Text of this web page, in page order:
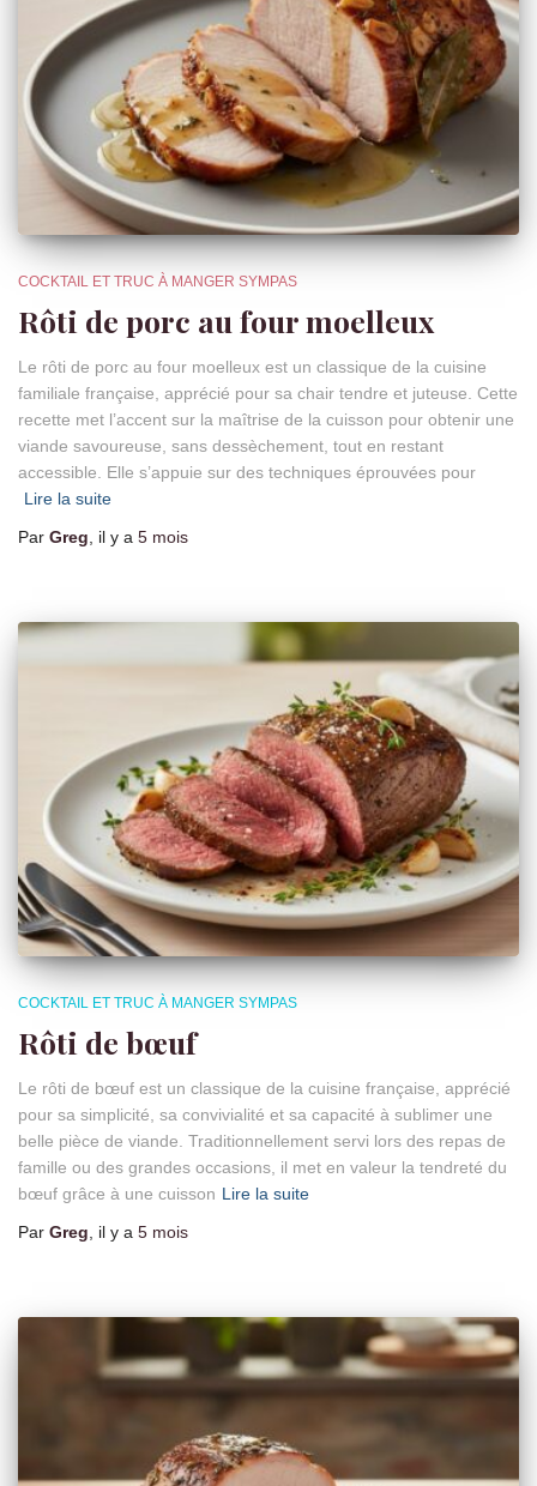
COCKTAIL ET TRUC À MANGER SYMPAS
Rôti de porc au four moelleux
Le rôti de porc au four moelleux est un classique de la cuisine
familiale française, apprécié pour sa chair tendre et juteuse. Cette
recette met l’accent sur la maîtrise de la cuisson pour obtenir une
viande savoureuse, sans dessèchement, tout en restant
accessible. Elle s’appuie sur des techniques éprouvées pour
Lire la suite
Par Greg, il y a 5 mois
COCKTAIL ET TRUC À MANGER SYMPAS
Rôti de bœuf
Le rôti de bœuf est un classique de la cuisine française, apprécié
pour sa simplicité, sa convivialité et sa capacité à sublimer une
belle pièce de viande. Traditionnellement servi lors des repas de
famille ou des grandes occasions, il met en valeur la tendreté du
bœuf grâce à une cuisson Lire la suite
Par Greg , il y a 5 mois